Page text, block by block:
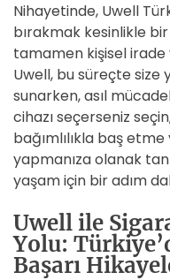
Nihayetinde, Uwell
bırakmak kesinlikle
tamamen kişisel irade
Uwell, bu süreçte size
sunarken, asıl
cihazı seçerseniz
bağımlılıkla baş
yapmanıza olanak
yaşam için bir adım
Uwell ile
Yolu:
Başarı